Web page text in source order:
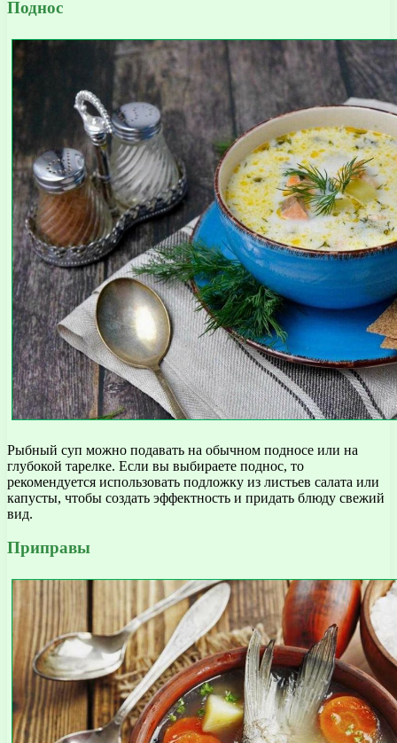
Поднос
Рыбный суп можно подавать на обычном подносе или на
глубокой тарелке. Если вы выбираете поднос, то
рекомендуется использовать подложку из листьев салата или
капусты, чтобы создать эффектность и придать блюду свежий
вид.
Приправы